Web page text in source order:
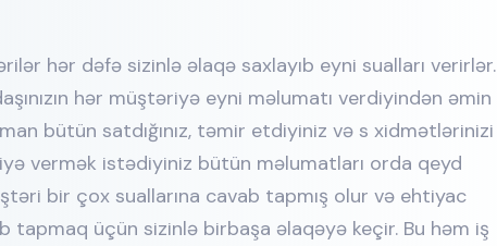
hər dəfə sizinlə əlaqə saxlayıb eyni sualları verirlər.
hər müştəriyə eyni məlumatı verdiyindən əmin
bütün satdığınız, təmir etdiyiniz və s xidmətlərinizi
vermək istədiyiniz bütün məlumatları orda qeyd
bir çox suallarına cavab tapmış olur və ehtiyac
tapmaq üçün sizinlə birbaşa əlaqəyə keçir. Bu həm iş